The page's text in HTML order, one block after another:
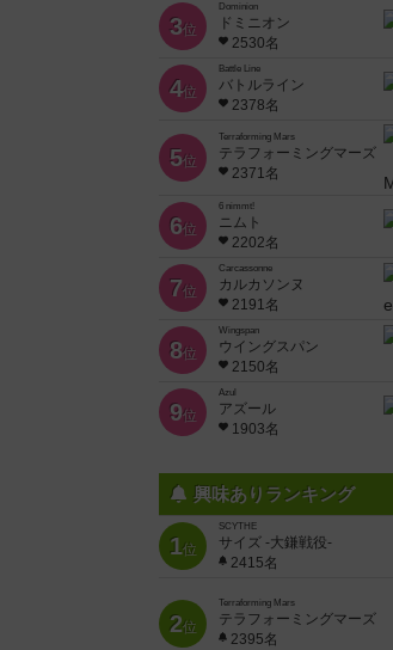
3位
Dominion
ドミニオン
2530名
4位
Battle Line
バトルライン
2378名
5位
Terraforming Mars
テラフォーミングマーズ
2371名
6位
6 nimmt!
ニムト
2202名
7位
Carcassonne
カルカソンヌ
2191名
8位
Wingspan
ウイングスパン
2150名
9位
Azul
アズール
1903名
興味ありランキング
1位
SCYTHE
サイズ -大鎌戦役-
2415名
2位
Terraforming Mars
テラフォーミングマーズ
2395名